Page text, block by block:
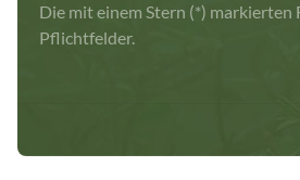
Die mit einem Stern (*) markierten
Pflichtfelder.